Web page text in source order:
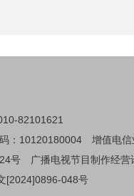
82101621
：10120180004
增值电
号
广播电视节目制作经
[2024]0896-048号